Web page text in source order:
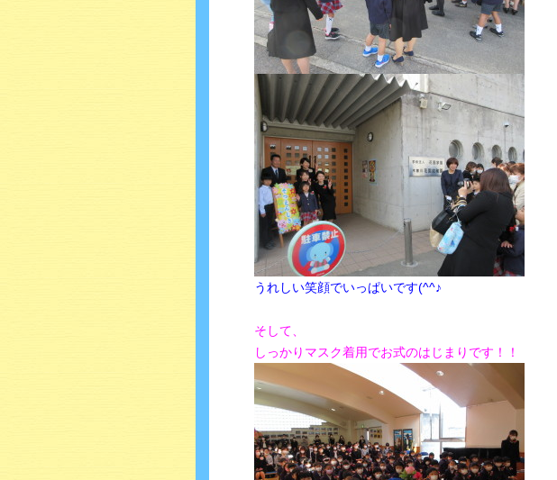
うれしい笑顔でいっぱいです(^^♪
そして、
しっかりマスク着用でお式のはじまりです！！